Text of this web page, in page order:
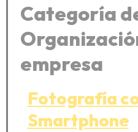
Categoría
empresa
Fotografía
Smartphone